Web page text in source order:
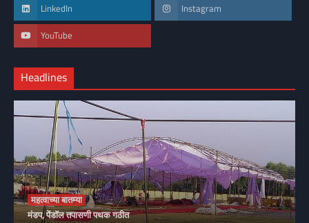
LinkedIn Instagram
YouTube
Headlines
महत्वाच्या बातम्या
मंडप, पेंडॉल तपासणी पथक गठीत